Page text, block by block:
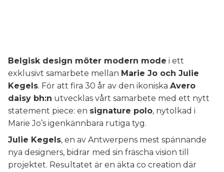
Belgisk design möter modern mode i ett
exklusivt samarbete mellan Marie Jo och Julie
Kegels. För att fira 30 år av den ikoniska Avero
daisy bh:n utvecklas vårt samarbete med ett nytt
statement piece: en signature polo, nytolkad i
Marie Jo’s igenkännbara rutiga tyg.
Julie Kegels, en av Antwerpens mest spännande
nya designers, bidrar med sin fräscha vision till
projektet. Resultatet är en äkta co creation där